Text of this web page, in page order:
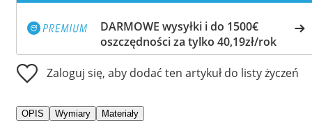
DARMOWE wysyłki i do 1500€
oszczędności za tylko 40,19zł/rok
Zaloguj się, aby dodać ten artykuł do listy życzeń
OPIS Wymiary Materiały